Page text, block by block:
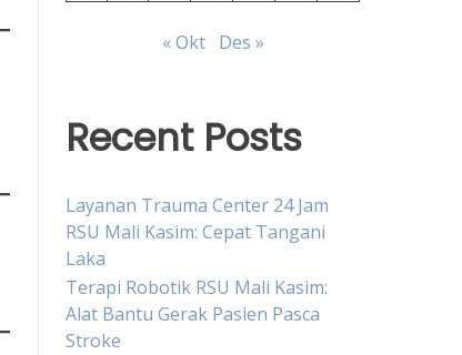
« Okt Des »
Recent Posts
Layanan Trauma Center 24 Jam
RSU Mali Kasim: Cepat Tangani
Laka
Terapi Robotik RSU Mali Kasim:
Alat Bantu Gerak Pasien Pasca
Stroke